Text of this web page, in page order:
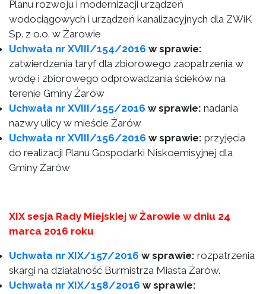
Planu rozwoju i modernizacji urządzeń
wodociągowych i urządzeń kanalizacyjnych dla ZWiK
Sp. z o.o. w Żarowie
Uchwała nr XVIII/154/2016 w sprawie:
zatwierdzenia taryf dla zbiorowego zaopatrzenia w
wodę i zbiorowego odprowadzania ścieków na
terenie Gminy Żarów
Uchwała nr XVIII/155/2016 w sprawie: nadania
nazwy ulicy w mieście Żarów
Uchwała nr XVIII/156/2016 w sprawie: przyjęcia
do realizacji Planu Gospodarki Niskoemisyjnej dla
Gminy Żarów
XIX sesja Rady Miejskiej w Żarowie w dniu 24
marca 2016 roku
Uchwała nr XIX/157/2016 w sprawie: rozpatrzenia
skargi na działalność Burmistrza Miasta Żarów.
Uchwała nr XIX/158/2016 w sprawie: